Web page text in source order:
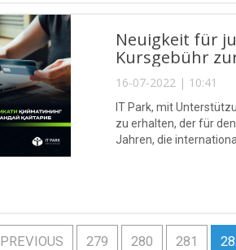
Neuigkeit für
Kursgebühr
16-07-2022 | 10:41
IT Park, mit
zu erhalten, der für
Jahren, die
PREVIOUS 279 280 281